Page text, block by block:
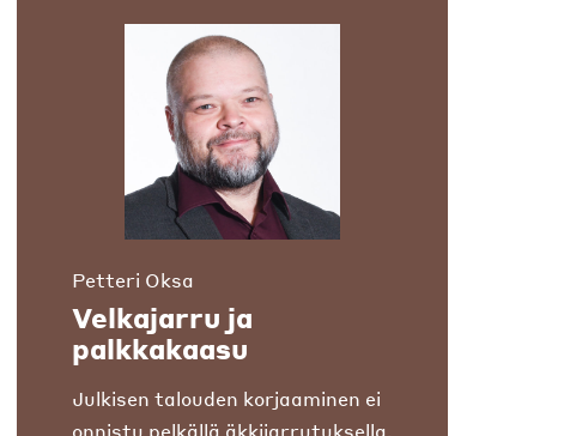
Petteri Oksa
Velkajarru ja
palkkakaasu
Julkisen talouden korjaaminen ei
onnistu pelkällä äkkijarrutuksella.